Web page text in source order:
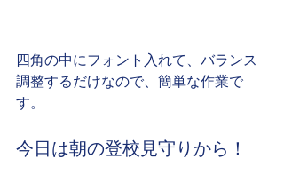
四角の中にフォント入れて、バランス
調整するだけなので、簡単な作業で
す。
今日は朝の登校見守りから！